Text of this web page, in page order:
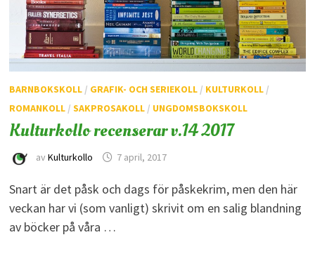
BARNBOKSKOLL/ GRAFIK- OCH SERIEKOLL/ KULTURKOLL/
ROMANKOLL/ SAKPROSAKOLL/ UNGDOMSBOKSKOLL
Kulturkollo recenserar v.14 2017
av Kulturkollo 7 april, 2017
Snart är det påsk och dags för påskekrim, men den här
veckan har vi (som vanligt) skrivit om en salig blandning
av böcker på våra …